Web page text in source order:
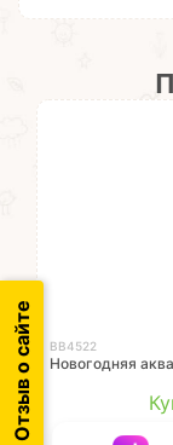
ВВ4522
Новогодняя
Отзыв о сайте